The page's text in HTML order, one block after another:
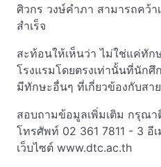
ศิวกร วงษ์คำภา สามารถคว้
สำเร็จ
สะท้อนให้เห็นว่า ไม่ใช่แค่ทัก
โรงแรมโดยตรงเท่านั้นที่นัก
มีทักษะอื่นๆ ที่เกี่ยวข้องกับสา
สอบถามข้อมูลเพิ่มเติม กรุณ
โทรศัพท์ 02 361 7811 - 3 อีเ
เว็บไซต์ www.dtc.ac.th